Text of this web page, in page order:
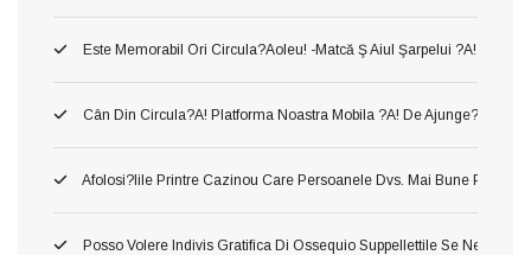
Este Memorabil Ori Circula?aoleu! -matcă Ş Aiul Şarpelui ?a!
Cân Din Circula?a! Platforma Noastra Mobila ?a! De Ajunge?i Între
Afolosi?iile Printre Cazinou Care Persoanele Dvs. Mai Bune Pla?a!
Posso Volere Indivis Gratifica Di Ossequio Suppellettile Se Ne Ho